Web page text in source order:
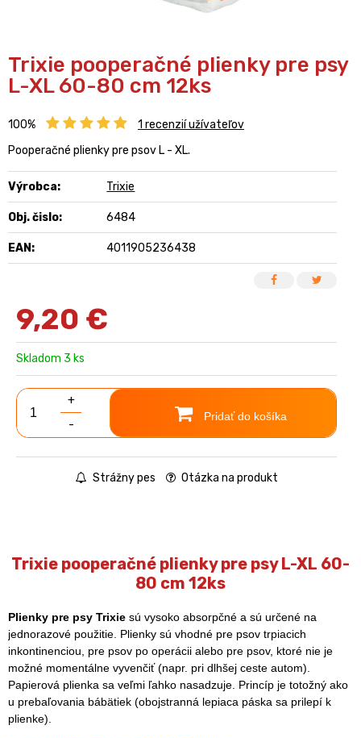
Trixie pooperačné plienky pre psy
L-XL 60-80 cm 12ks
100% 1 recenzií užívateľov
Pooperačné plienky pre psov L - XL.
Výrobca: Trixie
Obj. čislo: 6484
EAN: 4011905236438
9,20 €
Skladom 3 ks
+
-
Pridať do košíka
Strážny pes Otázka na produkt
Trixie pooperačné plienky pre psy L-XL 60-
80 cm 12ks
Plienky pre psy Trixie sú vysoko absorpčné a sú určené na
jednorazové použitie. Plienky sú vhodné pre psov trpiacich
inkontinenciou, pre psov po operácii alebo pre psov, ktoré nie je
možné momentálne vyvenčiť (napr. pri dlhšej ceste autom).
Papierová plienka sa veľmi ľahko nasadzuje. Princíp je totožný ako
u prebaľovania bábätiek (obojstranná lepiaca páska sa prilepí k
plienke).